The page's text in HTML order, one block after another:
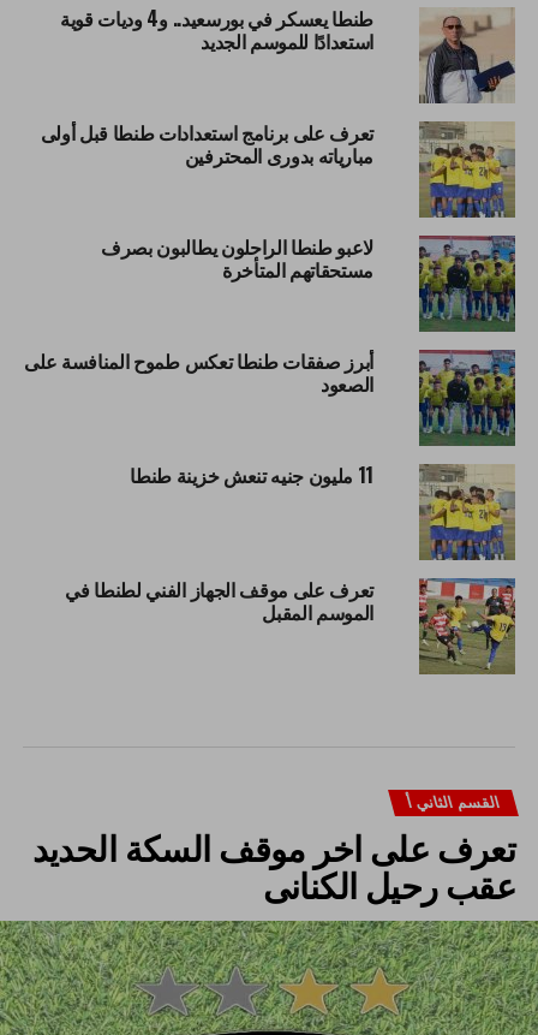
طنطا يعسكر في بورسعيد.. و4 وديات قوية
استعدادًا للموسم الجديد
تعرف على برنامج استعدادات طنطا قبل أولى
مبارياته بدورى المحترفين
لاعبو طنطا الراحلون يطالبون بصرف
مستحقاتهم المتأخرة
أبرز صفقات طنطا تعكس طموح المنافسة على
الصعود
11 مليون جنيه تنعش خزينة طنطا
تعرف على موقف الجهاز الفني لطنطا في
الموسم المقبل
القسم الثاني أ
تعرف على اخر موقف السكة الحديد
عقب رحيل الكنانى